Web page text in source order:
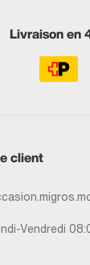
Livraison en
client
Vendredi